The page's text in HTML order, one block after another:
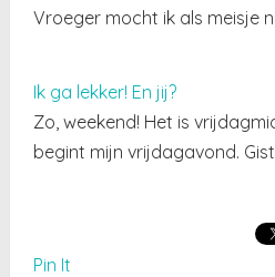
Vroeger mocht ik als meisje
Ik ga lekker! En jij?
Zo, weekend! Het is
begint mijn vrijdagavond.
Pin It